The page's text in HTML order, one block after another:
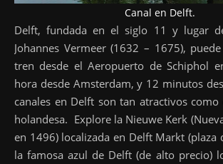
Canal en Delft.
Delft, fundada en el siglo 11 y lugar
Johannes Vermeer (1632 – 1675),
tren desde el Aeropuerto de Schiphol
hora desde Amsterdam, y 12 minutos
canales en Delft son tan atractivos como
holandesa. Explore la Nieuwe Kerk
en 1496) localizada en Delft Markt (plaza
la famosa azul de Delft (de alto precio)